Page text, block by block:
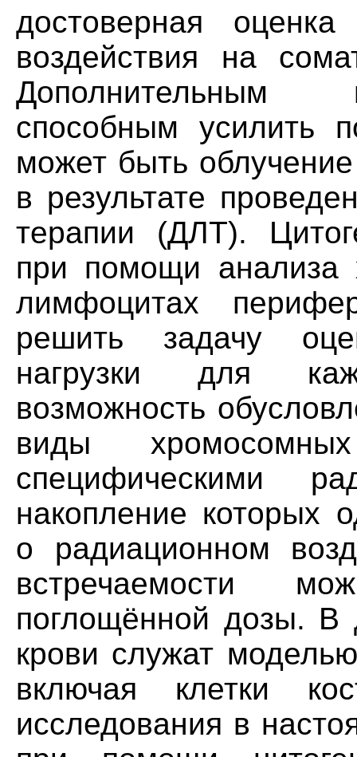
достоверная оценка
воздействия на
Дополнительным
способным усилить
может быть
в результате
терапии (ДЛТ).
при помощи анализа
лимфоцитах
решить задачу
нагрузки для
возможность
виды
специфическими
накопление которых
о радиационном
встречаемости
поглощённой дозы.
крови служат
включая клетки
исследования в